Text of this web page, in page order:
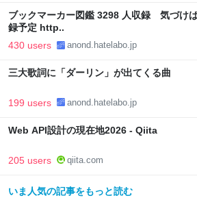
ブックマーカー図鑑 3298 人収録 気づけ
録予定 http..
430 users anond.hatelabo.jp
三大歌詞に「ダーリン」が出てくる曲
199 users anond.hatelabo.jp
Web API設計の現在地2026 - Qiita
205 users qiita.com
いま人気の記事をもっと読む